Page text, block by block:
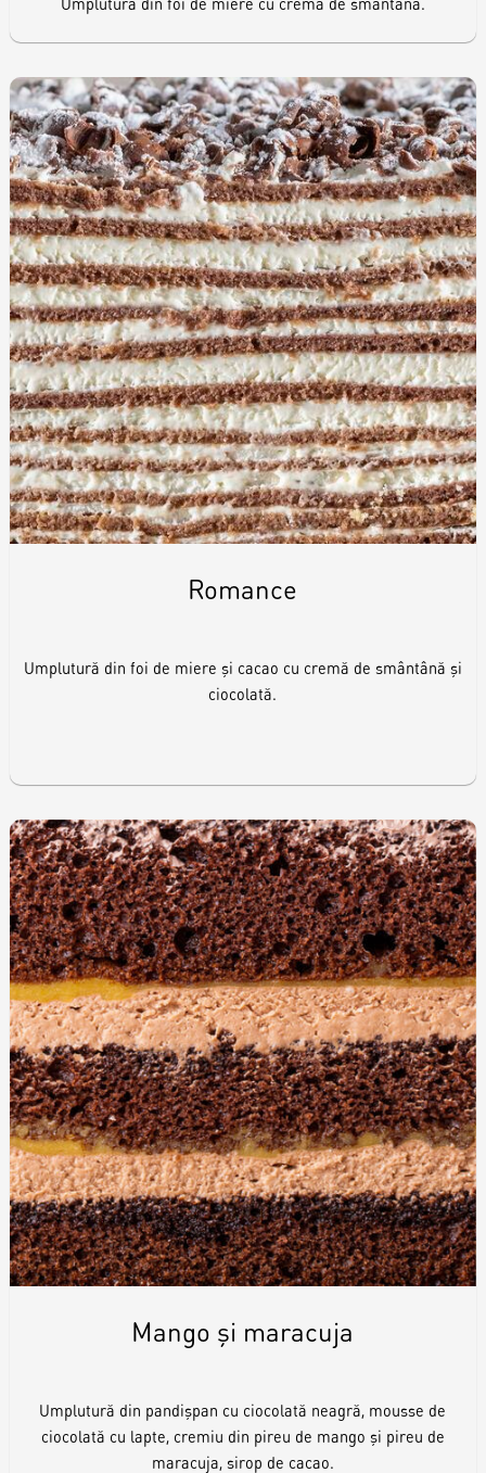
Romance
Umplutură din foi de miere și cacao cu cremă de smântână și
ciocolată.
Mango și maracuja
Umplutură din pandișpan cu ciocolată neagră, mousse de
ciocolată cu lapte, cremiu din pireu de mango și pireu de
maracuja, sirop de cacao.